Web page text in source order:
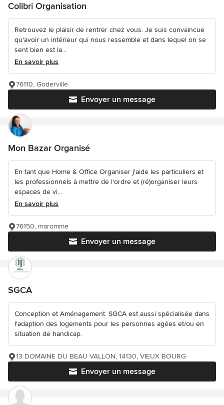
Colibri Organisation
Retrouvez le plaisir de rentrer chez vous. Je suis convaincue
qu'avoir un intérieur qui nous ressemble et dans lequel on se
sent bien est la...
En savoir plus
Envoyer un message
76110, Goderville
Mon Bazar Organisé
En tant que Home & Office Organiser j'aide les particuliers et
les professionnels à mettre de l'ordre et (ré)organiser leurs
espaces de vi...
En savoir plus
Envoyer un message
76150, maromme
SGCA
Conception et Aménagement. SGCA est aussi spécialisée dans
l'adaption des logements pour les personnes agées et/ou en
situation de handicap.
Envoyer un message
13 DOMAINE DU BEAU VALLON, 14130, VIEUX BOURG